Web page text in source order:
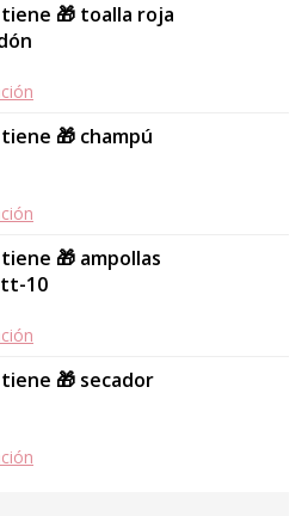
🎁 toalla roja
🎁 champú
🎁 ampollas
10
🎁 secador